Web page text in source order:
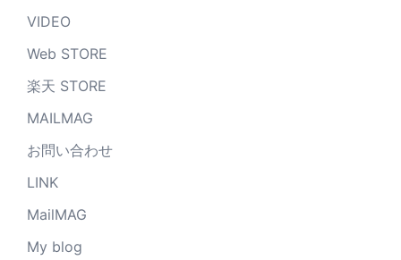
VIDEO
Web STORE
楽天 STORE
MAILMAG
お問い合わせ
LINK
MailMAG
My blog